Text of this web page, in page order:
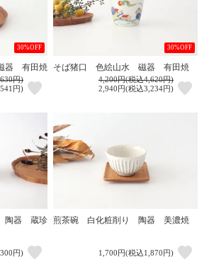
30%OFF
器 有田焼
円)
円)
30%OFF
そば猪口 色絵山水 磁器 有田焼
4,200円(税込4,620円)
2,940円(税込3,234円)
陶器 蔵珍
円)
煎茶碗 白化粧削り 陶器 美濃焼
1,700円(税込1,870円)